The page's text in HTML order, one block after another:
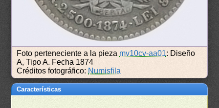
Foto perteneciente a la pieza mv10cv-aa01: Diseño
A, Tipo A. Fecha 1874
Créditos fotográfico: Numisfila
Características